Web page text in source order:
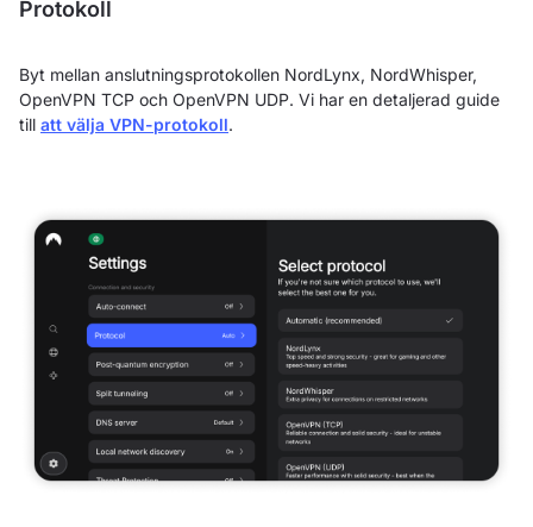
Protokoll
Byt mellan anslutningsprotokollen NordLynx, NordWhisper,
OpenVPN TCP och OpenVPN UDP. Vi har en detaljerad guide
till att välja VPN-protokoll.